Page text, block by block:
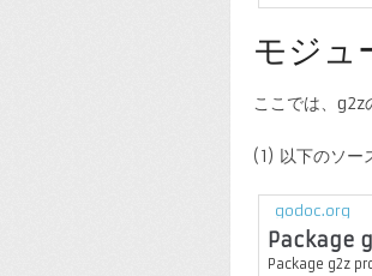
モジュ
ここでは、g2z
(1) 以下のソー
godoc.org
Package
Package g2z